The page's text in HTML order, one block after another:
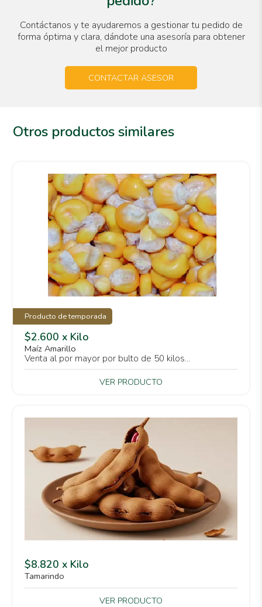
Contáctanos y te ayudaremos a gestionar tu pedido de
forma óptima y clara, dándote una asesoría para obtener
el mejor producto
CONTACTAR ASESOR
Otros productos similares
Producto de temporada
$2.600 x Kilo
Maíz Amarillo
Venta al por mayor por bulto de 50 kilos...
VER PRODUCTO
$8.820 x Kilo
Tamarindo
VER PRODUCTO